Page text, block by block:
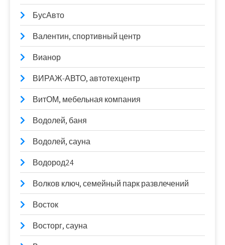
БусАвто
Валентин, спортивный центр
Вианор
ВИРАЖ-АВТО, автотехцентр
ВитОМ, мебельная компания
Водолей, баня
Водолей, сауна
Водород24
Волков ключ, семейный парк развлечений
Восток
Восторг, сауна